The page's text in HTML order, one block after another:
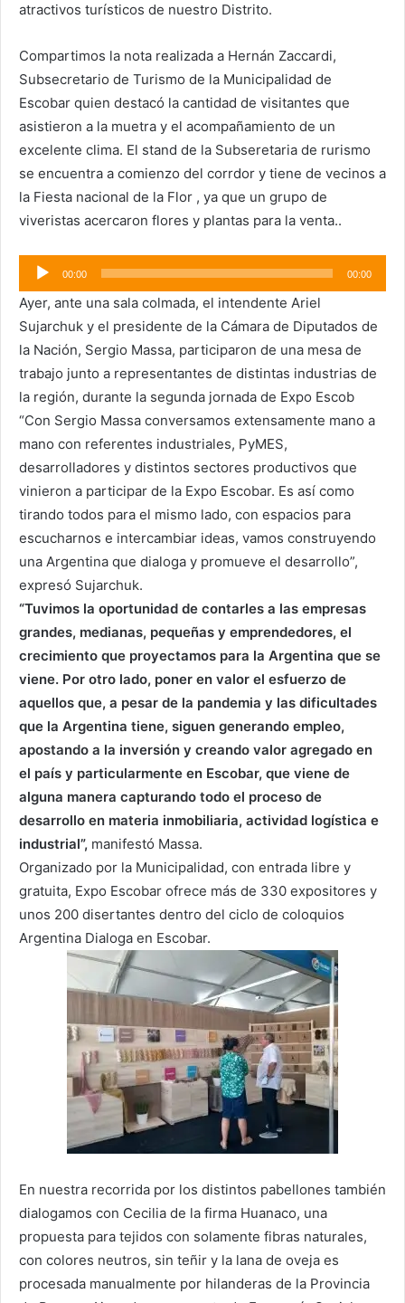
atractivos turísticos de nuestro Distrito.
Compartimos la nota realizada a Hernán Zaccardi,
Subsecretario de Turismo de la Municipalidad de
Escobar quien destacó la cantidad de visitantes que
asistieron a la muetra y el acompañamiento de un
excelente clima. El stand de la Subseretaria de rurismo
se encuentra a comienzo del corrdor y tiene de vecinos a
la Fiesta nacional de la Flor , ya que un grupo de
viveristas acercaron flores y plantas para la venta..
Reproductor
de
audio
00:00 00:00
Ayer, ante una sala colmada, el intendente Ariel
Sujarchuk y el presidente de la Cámara de Diputados de
la Nación, Sergio Massa, participaron de una mesa de
trabajo junto a representantes de distintas industrias de
la región, durante la segunda jornada de Expo Escob
“Con Sergio Massa conversamos extensamente mano a
mano con referentes industriales, PyMES,
desarrolladores y distintos sectores productivos que
vinieron a participar de la Expo Escobar. Es así como
tirando todos para el mismo lado, con espacios para
escucharnos e intercambiar ideas, vamos construyendo
una Argentina que dialoga y promueve el desarrollo”,
expresó Sujarchuk.
“Tuvimos la oportunidad de contarles a las empresas
grandes, medianas, pequeñas y emprendedores, el
crecimiento que proyectamos para la Argentina que se
viene. Por otro lado, poner en valor el esfuerzo de
aquellos que, a pesar de la pandemia y las dificultades
que la Argentina tiene, siguen generando empleo,
apostando a la inversión y creando valor agregado en
el país y particularmente en Escobar, que viene de
alguna manera capturando todo el proceso de
desarrollo en materia inmobiliaria, actividad logística e
industrial”, manifestó Massa.
Organizado por la Municipalidad, con entrada libre y
gratuita, Expo Escobar ofrece más de 330 expositores y
unos 200 disertantes dentro del ciclo de coloquios
Argentina Dialoga en Escobar.
En nuestra recorrida por los distintos pabellones también
dialogamos con Cecilia de la firma Huanaco, una
propuesta para tejidos con solamente fibras naturales,
con colores neutros, sin teñir y la lana de oveja es
procesada manualmente por hilanderas de la Provincia